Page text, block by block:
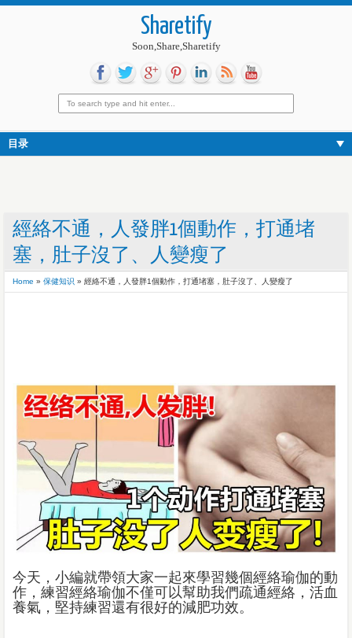
Sharetify
Soon,Share,Sharetify
目录
經絡不通，人發胖1個動作，打通堵
塞，肚子沒了、人變瘦了
Home » 保健知识 » 經絡不通，人發胖1個動作，打通堵塞，肚子沒了、人變瘦了
今天，小編就帶領大家一起來學習幾個經絡瑜伽的動
作，練習經絡瑜伽不僅可以幫助我們疏通經絡，活血
養氣，堅持練習還有很好的減肥功效。